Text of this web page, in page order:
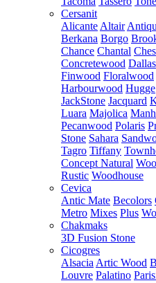
Cersanit
Alicante Altair
Berkana Borgo
Chance Chantal
Concretewood Dallas
Finwood Floralwood
Harbourwood Hugge
JackStone Jacquard
Luara Majolica
Pecanwood Polaris
Stone Sahara
Tagro Tiffany
Concept Natural
Rustic Woodhouse
Cevica
Antic Mate Becolors
Metro Mixes Plus
Chakmaks
3D Fusion Stone
Cicogres
Alsacia Artic Wood
Louvre Palatino